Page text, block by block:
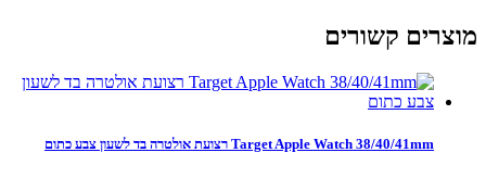
קשורים
Target Apple Watch 38/40/41mm רצועת אולטרה בד לשעון צבע כתום